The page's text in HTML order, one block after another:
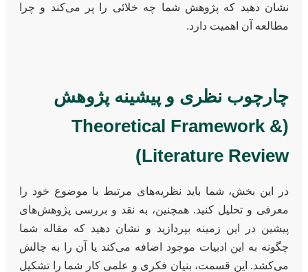
نشان دهید که پژوهش شما چه خلائی را پر می‌کند و چرا
مطالعه آن اهمیت دارد.
چارچوب نظری و پیشینه پژوهش
(Theoretical Framework &
Literature Review)
در این بخش، شما باید نظریه‌های مرتبط با موضوع خود را
معرفی و تحلیل کنید. همچنین، به نقد و بررسی پژوهش‌های
پیشین در این زمینه بپردازید و نشان دهید که مقاله شما
چگونه به این ادبیات موجود اضافه می‌کند یا آن را به چالش
می‌کشد. این قسمت، بنیان فکری و علمی کار شما را تشکیل